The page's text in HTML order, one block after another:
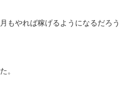
もやれば稼げるようになるだろう
。